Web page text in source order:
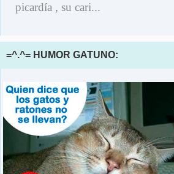
picardía , su cari...
=^.^= HUMOR GATUNO: